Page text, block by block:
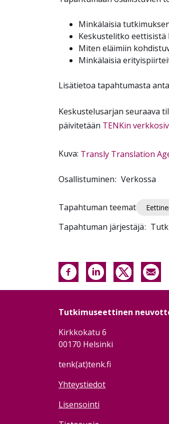
Minkälaisia
Keskustelitko eettisistä
Miten eläimiin
Minkälaisia
Lisätietoa tapahtumasta
Keskustelusarjan seuraava
päivitetään TENKin
Kuva: Transly Translation
Osallistuminen Verkossa
Tapahtuman teemat
Tapahtuman järjestäjä
Tutkimuseettinen
Kirkkokatu 6
00170 Helsinki
tenk(at)tenk.fi
Yhteystiedot
Lisensointi